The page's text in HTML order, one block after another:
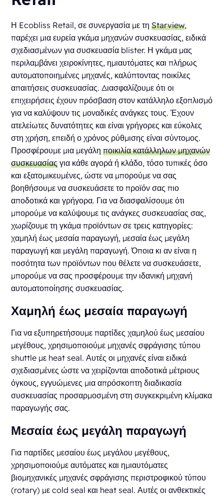
Η Ecobliss Retail, σε συνεργασία με τηStarview,
παρέχει μια ευρεία γκάμα μηχανών συσκευασίας, ειδικά
σχεδιασμένων για συσκευασία blister. Η γκάμα μας
περιλαμβάνει χειροκίνητες, ημιαυτόματες και πλήρως
αυτοματοποιημένες μηχανές, καλύπτοντας ποικίλες
απαιτήσεις συσκευασίας. Διασφαλίζουμε ότι οι
επιχειρήσεις έχουν πρόσβαση στον κατάλληλο εξοπλισμό
για να καλύψουν τις μοναδικές ανάγκες τους. Έχουν
ατελείωτες δυνατότητες και είναι γρήγορες και εύκολες
στη χρήση, επειδή ο χρόνος ρύθμισης είναι σύντομος.
Προσφέρουμε μια μεγάληποικιλία κατάλληλων μηχανών
συσκευασίας για κάθε αγορά ή κλάδο, τόσο τυπικές όσο
και εξατομικευμένες, ώστε να μπορούμε να σας
βοηθήσουμε να συσκευάσετε το προϊόν σας πιο
αποδοτικά και γρήγορα. Για να διασφαλίσουμε ότι
μπορούμε να καλύψουμε τις ανάγκες συσκευασίας σας,
χωρίζουμε τη γκάμα προϊόντων σε τρεις κατηγορίες:
χαμηλή έως μεσαία παραγωγή, μεσαία έως μεγάλη
παραγωγή και μεγάλη παραγωγή. Όποια κι αν είναι η
ποσότητα των προϊόντων που θέλετε να συσκευάσετε,
μπορούμε να σας προσφέρουμε την ιδανική μηχανή
αυτοματοποίησης συσκευασίας.
Χαμηλή έως μεσαία παραγωγή
Για να εξυπηρετήσουμε παρτίδες χαμηλού έως μεσαίου
μεγέθους, χρησιμοποιούμε μηχανές σφράγισης τύπου
shuttle με heat seal. Αυτές οι μηχανές είναι ειδικά
σχεδιασμένες ώστε να χειρίζονται αποδοτικά μέτριους
όγκους, εγγυώμενες μια απρόσκοπτη διαδικασία
συσκευασίας προσαρμοσμένη στη συγκεκριμένη κλίμακα
παραγωγής σας.
Μεσαία έως μεγάλη παραγωγή
Για παρτίδες μεσαίου έως μεγάλου μεγέθους,
χρησιμοποιούμε αυτόματες και ημιαυτόματες
βιομηχανικές μηχανές σφράγισης περιστροφικού τύπου
(rotary) με cold seal και heat seal. Αυτές οι ανθεκτικές